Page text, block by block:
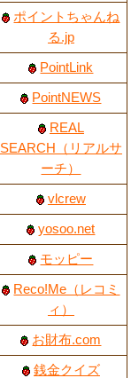
ポイントちゃんね
る.jp
PointLink
PointNEWS
REAL
SEARCH（リアルサ
ーチ）
vlcrew
yosoo.net
モッピー
Reco!Me（レコミ
ィ）
お財布.com
銭金クイズ